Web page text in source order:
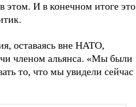
этом. И в конечном итоге это
оставаясь вне НАТО,
членом альянса. «Мы были
то, что мы увидели сейчас